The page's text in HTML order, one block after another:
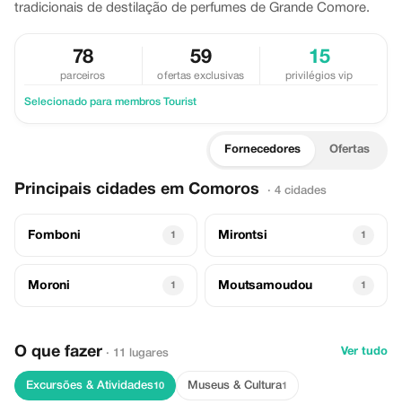
tradicionais de destilação de perfumes de Grande Comore.
78
parceiros
59
ofertas exclusivas
15
privilégios vip
Selecionado para membros Tourist
Fornecedores Ofertas
Principais cidades em Comoros · 4 cidades
Fomboni 1 Mirontsi 1
Moroni 1 Moutsamoudou 1
O que fazer · 11 lugares Ver tudo
Excursões & Atividades10 Museus & Cultura1